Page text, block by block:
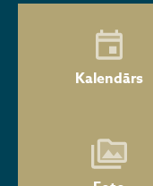
Kalendārs